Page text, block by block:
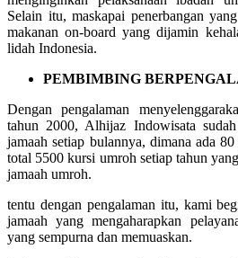
Selain itu, maskapai penerbangan
makanan on-board yang dijamin
lidah Indonesia.
PEMBIMBING
Dengan pengalaman
tahun 2000, Alhijaz Indowisata sudah
jamaah setiap bulannya, dimana ada
total 5500 kursi umroh setiap tahun
jamaah umroh.
tentu dengan pengalaman itu, kami
jamaah yang mengaharapkan
yang sempurna dan memuaskan.